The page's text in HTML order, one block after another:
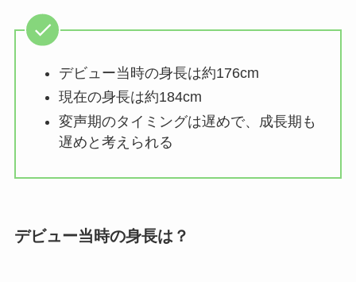
デビュー当時の身長は約176cm
現在の身長は約184cm
変声期のタイミングは遅めで、成長期も
遅めと考えられる
デビュー当時の身長は？